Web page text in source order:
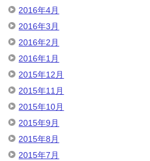
2016年4月
2016年3月
2016年2月
2016年1月
2015年12月
2015年11月
2015年10月
2015年9月
2015年8月
2015年7月